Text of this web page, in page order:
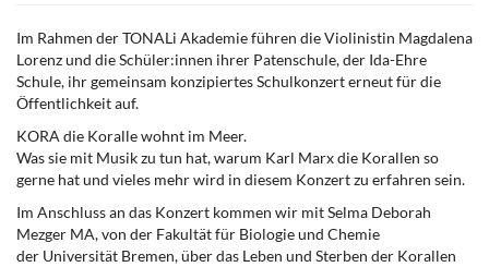
Im Rahmen der TONALi Akademie führen die Violinistin Magdalena
Lorenz und die Schüler:innen ihrer Patenschule, der Ida-Ehre
Schule, ihr gemeinsam konzipiertes Schulkonzert erneut für die
Öffentlichkeit auf.
KORA die Koralle wohnt im Meer.
Was sie mit Musik zu tun hat, warum Karl Marx die Korallen so
gerne hat und vieles mehr wird in diesem Konzert zu erfahren sein.
Im Anschluss an das Konzert kommen wir mit Selma Deborah
Mezger MA, von der Fakultät für Biologie und Chemie
der Universität Bremen, über das Leben und Sterben der Korallen